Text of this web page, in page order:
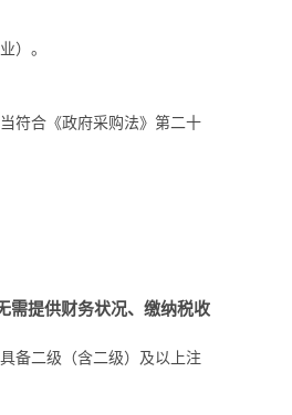
）。
符合《政府采购法》第二十
需提供财务状况、缴纳税收
备二级（含二级）及以上注